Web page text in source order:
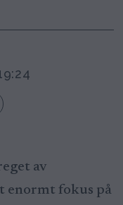
enormt fokus på